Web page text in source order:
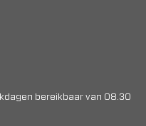
bereikbaar van 08.30